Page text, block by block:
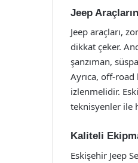
Jeep
Jeep araçları,
dikkat çeker.
şanzıman,
Ayrıca, off-
izlenmelidir.
teknisyenler ile
Kaliteli
Eskişehir Jeep